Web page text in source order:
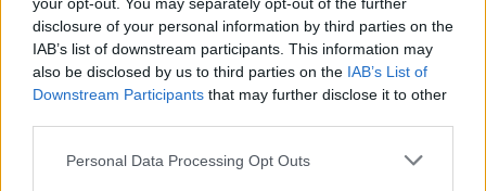
disclosure of your personal information by third parties on the
IAB’s list of downstream participants. This information may
also be disclosed by us to third parties on the IAB’s List of
Downstream Participants that may further disclose it to other
Personal Data Processing Opt Outs
διαταραχές ύπνου για να επιβεβαιωθεί αν οι
ίδιες διεργασίες ισχύουν ευρύτερα.
Συνοπτικά, ο βαθύς ύπνος είναι μια βασική
προϋπόθεση για τη μακροπρόθεσμη υγεία του
εγκεφάλου. Η κατανόηση του τρόπου με τον